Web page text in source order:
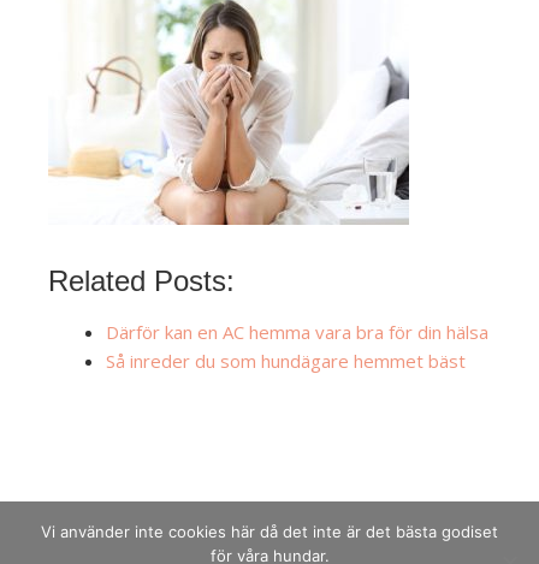
Related Posts:
Därför kan en AC hemma vara bra för din hälsa
Så inreder du som hundägare hemmet bäst
Vi använder inte cookies här då det inte är det bästa godiset
för våra hundar.